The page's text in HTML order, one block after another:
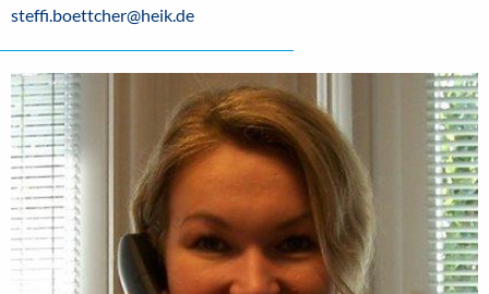
steffi.boettcher@heik.de